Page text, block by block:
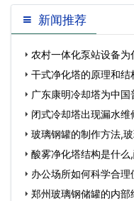
新闻推荐
农村一体化泵站设备
家…干式净化塔的原理和结
广东康明冷却塔为中
案…闭式冷却塔出现漏水维
玻璃钢罐的制作方法,
酸雾净化塔结构是什么
办公场所如何科学合
郑州玻璃钢储罐的内